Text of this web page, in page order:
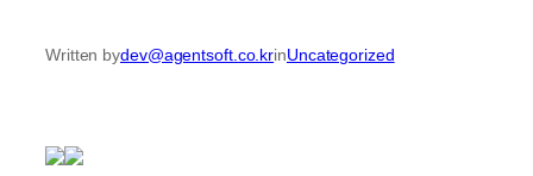
Written bydev@agentsoft.co.krinUncategorized